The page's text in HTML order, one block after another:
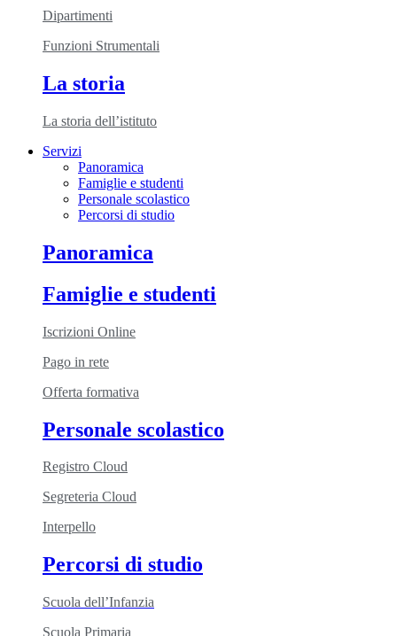
Dipartimenti
Funzioni Strumentali
La storia
La storia dell’istituto
Servizi
Panoramica
Famiglie e studenti
Personale scolastico
Percorsi di studio
Panoramica
Famiglie e studenti
Iscrizioni Online
Pago in rete
Offerta formativa
Personale scolastico
Registro Cloud
Segreteria Cloud
Interpello
Percorsi di studio
Scuola dell’Infanzia
Scuola Primaria